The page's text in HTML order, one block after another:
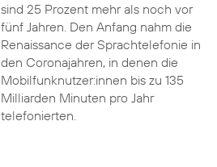
sind 25 Prozent mehr als noch vor
fünf Jahren. Den Anfang nahm die
Renaissance der Sprachtelefonie in
den Coronajahren, in denen die
Mobilfunknutzer:innen bis zu 135
Milliarden Minuten pro Jahr
telefonierten.